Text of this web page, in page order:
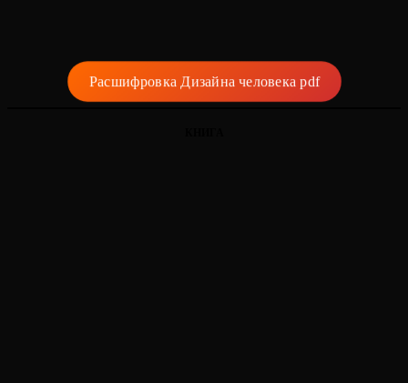
Расшифровка Дизайна человека pdf